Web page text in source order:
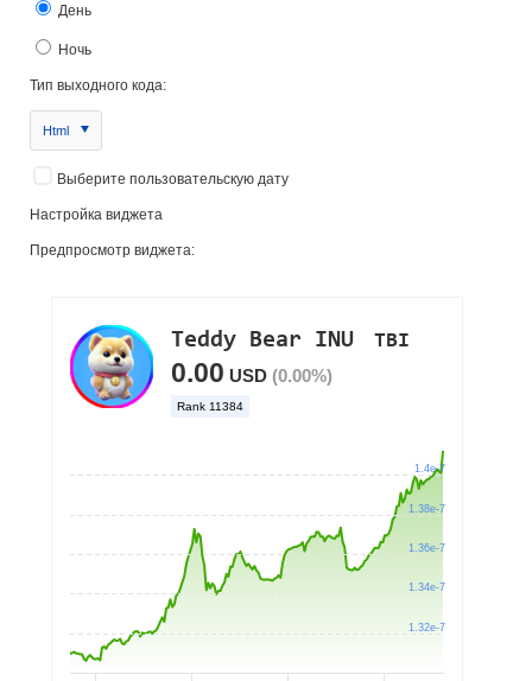
День
Ночь
Тип выходного кода:
Html
Выберите пользовательскую дату
Настройка виджета
Предпросмотр виджета: